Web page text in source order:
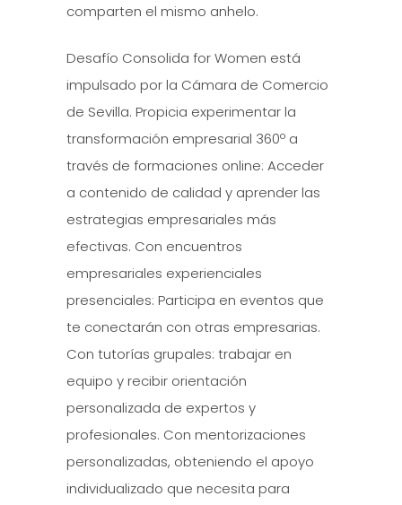
comparten el mismo anhelo.
Desafío Consolida for Women está
impulsado por la Cámara de Comercio
de Sevilla. Propicia experimentar la
transformación empresarial 360º a
través de formaciones online: Acceder
a contenido de calidad y aprender las
estrategias empresariales más
efectivas. Con encuentros
empresariales experienciales
presenciales: Participa en eventos que
te conectarán con otras empresarias.
Con tutorías grupales: trabajar en
equipo y recibir orientación
personalizada de expertos y
profesionales. Con mentorizaciones
personalizadas, obteniendo el apoyo
individualizado que necesita para